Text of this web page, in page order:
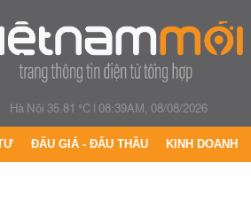
Hà Nội 35.81 °C|08:39AM, 08/08/2026
ĐẤU GIÁ - ĐẤU THẦU KINH DOANH